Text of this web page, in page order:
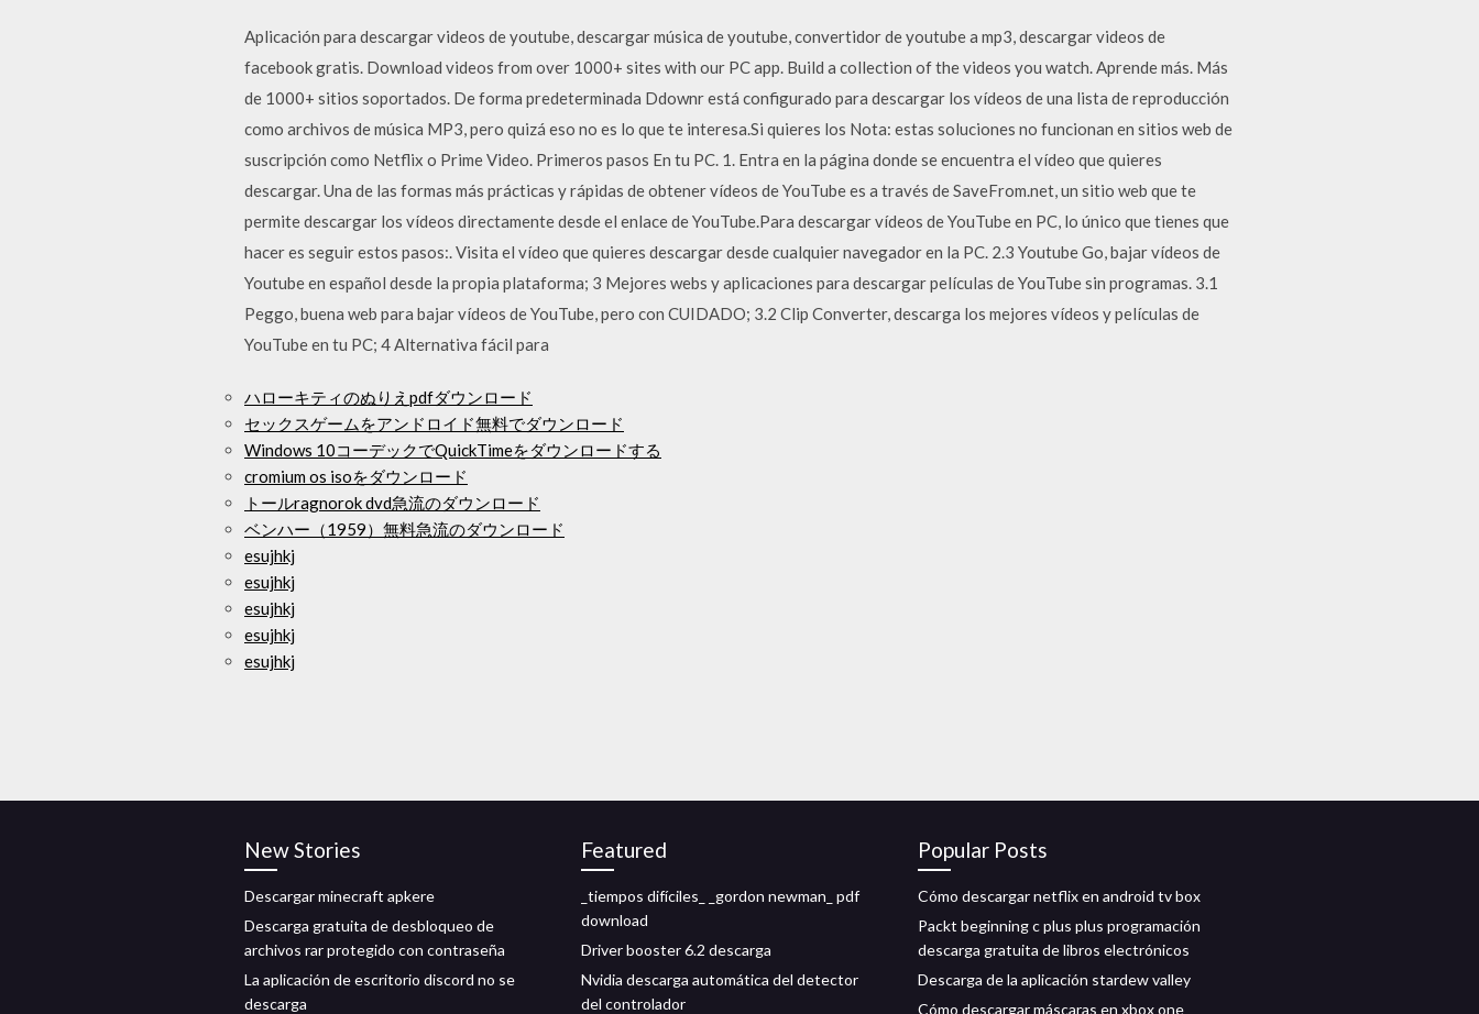
Aplicación para descargar videos de youtube, descargar música de youtube, convertidor de youtube a mp3, descargar videos de
facebook gratis. Download videos from over 1000+ sites with our PC app. Build a collection of the videos you watch. Aprende más. Más
de 1000+ sitios soportados. De forma predeterminada Ddownr está configurado para descargar los vídeos de una lista de reproducción
como archivos de música MP3, pero quizá eso no es lo que te interesa.Si quieres los Nota: estas soluciones no funcionan en sitios web de
suscripción como Netflix o Prime Video. Primeros pasos En tu PC. 1. Entra en la página donde se encuentra el vídeo que quieres
descargar. Una de las formas más prácticas y rápidas de obtener vídeos de YouTube es a través de SaveFrom.net, un sitio web que te
permite descargar los vídeos directamente desde el enlace de YouTube.Para descargar vídeos de YouTube en PC, lo único que tienes que
hacer es seguir estos pasos:. Visita el vídeo que quieres descargar desde cualquier navegador en la PC. 2.3 Youtube Go, bajar vídeos de
Youtube en español desde la propia plataforma; 3 Mejores webs y aplicaciones para descargar películas de YouTube sin programas. 3.1
Peggo, buena web para bajar vídeos de YouTube, pero con CUIDADO; 3.2 Clip Converter, descarga los mejores vídeos y películas de
YouTube en tu PC; 4 Alternativa fácil para
ハローキティのぬりえpdfダウンロード
セックスゲームをアンドロイド無料でダウンロード
Windows 10コーデックでQuickTimeをダウンロードする
cromium os isoをダウンロード
トールragnorok dvd急流のダウンロード
ベンハー（1959）無料急流のダウンロード
esujhkj
esujhkj
esujhkj
esujhkj
esujhkj
New Stories
Descargar minecraft apkere
Descarga gratuita de desbloqueo de
archivos rar protegido con contraseña
La aplicación de escritorio discord no se
descarga
Featured
_tiempos difíciles_ _gordon newman_ pdf
download
Driver booster 6.2 descarga
Nvidia descarga automática del detector
del controlador
Popular Posts
Cómo descargar netflix en android tv box
Packt beginning c plus plus programación
descarga gratuita de libros electrónicos
Descarga de la aplicación stardew valley
Cómo descargar máscaras en xbox one